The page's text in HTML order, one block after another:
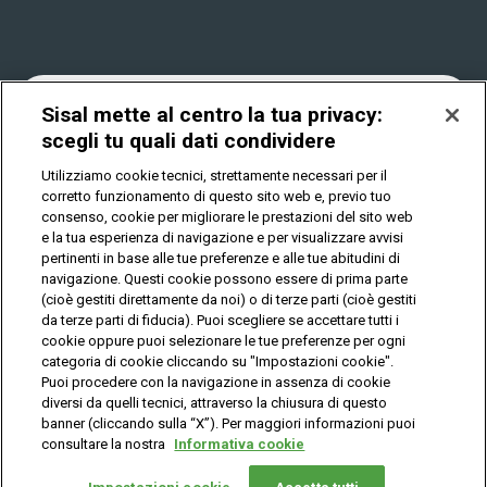
Vuoi giocare
Play Your Date
News
Cookies
Privacy
IL GIOCO È VIETATO AI MINORI E PUÒ CAUSARE
DIPENDENZA PATOLOGICA
© Copyright Sisal Italia S.p.A. - P.I. 02433760135
Privacy Cookies
Mappa
del
Sisal mette al centro la tua privacy:
scegli tu quali dati condividere
Utilizziamo cookie tecnici, strettamente necessari per il
corretto funzionamento di questo sito web e, previo tuo
consenso, cookie per migliorare le prestazioni del sito web
e la tua esperienza di navigazione e per visualizzare avvisi
pertinenti in base alle tue preferenze e alle tue abitudini di
navigazione. Questi cookie possono essere di prima parte
(cioè gestiti direttamente da noi) o di terze parti (cioè gestiti
da terze parti di fiducia). Puoi scegliere se accettare tutti i
cookie oppure puoi selezionare le tue preferenze per ogni
categoria di cookie cliccando su "Impostazioni cookie".
Puoi procedere con la navigazione in assenza di cookie
diversi da quelli tecnici, attraverso la chiusura di questo
banner (cliccando sulla “X”). Per maggiori informazioni puoi
consultare la nostra Informativa cookie